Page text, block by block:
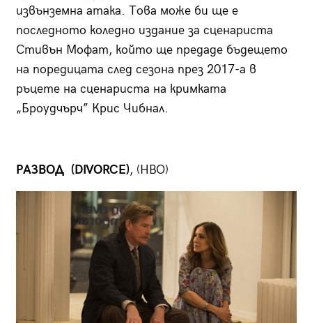
извънземна атака. Това може би ще е
последното коледно издание за сценариста
Стивън Мофат, който ще предаде бъдещето
на поредицата след сезона през 2017-а в
ръцете на сценариста на кримката
„Броудчърч” Крис Чибнал.
РАЗВОД (DIVORCE), (HBO)